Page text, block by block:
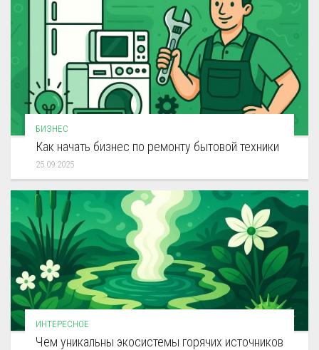
БИЗНЕС
Как начать бизнес по ремонту бытовой техники
25.09.2025
ИНТЕРЕСНОЕ
Чем уникальны экосистемы горячих источников